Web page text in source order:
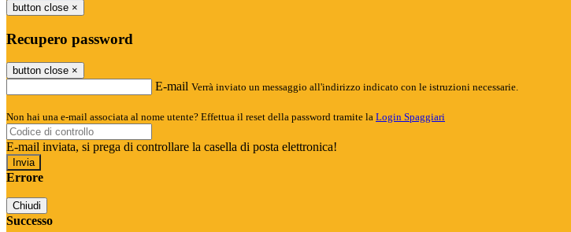
button close ×
Recupero password
button close ×
E-mail Verrà inviato un messaggio all'indirizzo indicato con le istruzioni necessarie.
Non hai una e-mail associata al nome utente? Effettua il reset della password tramite la Login Spaggiari
E-mail inviata, si prega di controllare la casella di posta elettronica!
Errore
Chiudi
Successo